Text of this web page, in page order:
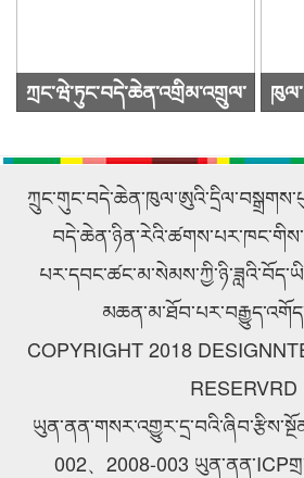
ཀྲང་ཝེ་ཏུང་བདེ་ཆེན་འགྲིམ་འགྲུལ་
ཕེབས་ནས་བརྟག་དཔྱད་གནང་བ།
COPYRIGHT 2018
RESERVRD
002、2008-003